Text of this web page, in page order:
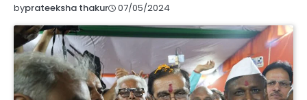
byprateeksha thakur 07/05/2024